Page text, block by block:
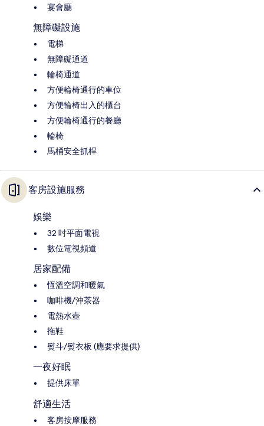
宴會廳
無障礙設施
電梯
無障礙通道
輪椅通道
方便輪椅通行的車位
方便輪椅出入的櫃台
方便輪椅通行的餐廳
輪椅
馬桶安全抓桿
客房設施服務
娛樂
32 吋平面電視
數位電視頻道
居家配備
恆溫空調和暖氣
咖啡機/沖茶器
電熱水壺
拖鞋
熨斗/熨衣板 (應要求提供)
一夜好眠
提供床單
舒適生活
客房按摩服務